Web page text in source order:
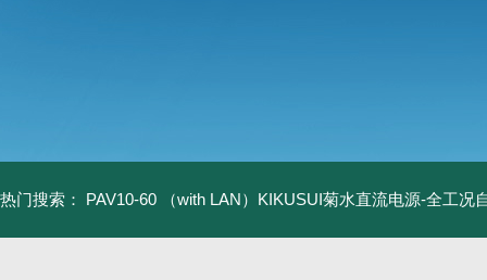
热门搜索： PAV10-60 （with LAN）KIKUSUI菊水直流电源-全工况